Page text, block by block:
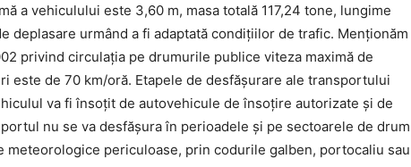
a vehiculului este 3,60 m, masa totală 117,24 tone, lungime
deplasare urmând a fi adaptată condițiilor de trafic. Menționăm
privind circulația pe drumurile publice viteza maximă de
este de 70 km/oră. Etapele de desfășurare ale transportului
va fi însoțit de autovehicule de însoțire autorizate și de
nu se va desfășura în perioadele și pe sectoarele de drum
meteorologice periculoase, prin codurile galben, portocaliu sau